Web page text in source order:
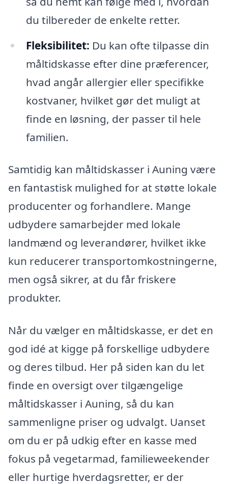
du tilbereder de enkelte retter.
Fleksibilitet: Du kan ofte tilpasse din
måltidskasse efter dine præferencer,
hvad angår allergier eller specifikke
kostvaner, hvilket gør det muligt at
finde en løsning, der passer til hele
familien.
Samtidig kan måltidskasser i Auning være
en fantastisk mulighed for at støtte lokale
producenter og forhandlere. Mange
udbydere samarbejder med lokale
landmænd og leverandører, hvilket ikke
kun reducerer transportomkostningerne,
men også sikrer, at du får friskere
produkter.
Når du vælger en måltidskasse, er det en
god idé at kigge på forskellige udbydere
og deres tilbud. Her på siden kan du let
finde en oversigt over tilgængelige
måltidskasser i Auning, så du kan
sammenligne priser og udvalgt. Uanset
om du er på udkig efter en kasse med
fokus på vegetarmad, familieweekender
eller hurtige hverdagsretter, er der